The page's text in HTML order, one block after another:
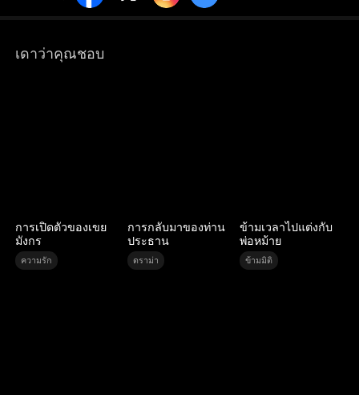
เดาว่าคุณชอบ
การเปิดตัวของเขย
มังกร
ความรัก
การกลับมาของท่าน
ประธาน
ดราม่า
ข้ามเวลาไปแต่งกับ
พ่อหม้าย
ข้ามมิติ